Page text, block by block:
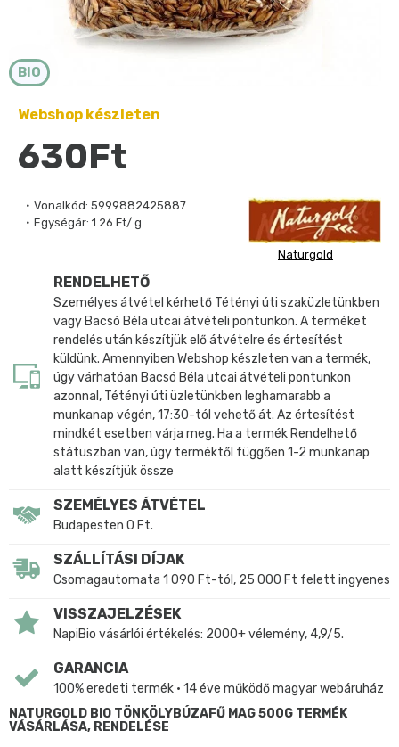
BIO
Vonalkód: 5999882425887
Egységár: 1.26 Ft/ g
Naturgold
Webshop készleten
630Ft
RENDELHETŐ
Személyes átvétel kérhető Tétényi úti szaküzletünkben
vagy Bacsó Béla utcai átvételi pontunkon. A terméket
rendelés után készítjük elő átvételre és értesítést
küldünk. Amennyiben Webshop készleten van a termék,
úgy várhatóan Bacsó Béla utcai átvételi pontunkon
azonnal, Tétényi úti üzletünkben leghamarabb a
munkanap végén, 17:30-tól vehető át. Az értesítést
mindkét esetben várja meg. Ha a termék Rendelhető
státuszban van, úgy terméktől függően 1-2 munkanap
alatt készítjük össze
SZEMÉLYES ÁTVÉTEL
Budapesten 0 Ft.
SZÁLLÍTÁSI DÍJAK
Csomagautomata 1 090 Ft-tól, 25 000 Ft felett ingyenes
VISSZAJELZÉSEK
NapiBio vásárlói értékelés: 2000+ vélemény, 4,9/5.
GARANCIA
100% eredeti termék • 14 éve működő magyar webáruház
NATURGOLD BIO TÖNKÖLYBÚZAFŰ MAG 500G TERMÉK
VÁSÁRLÁSA, RENDELÉSE